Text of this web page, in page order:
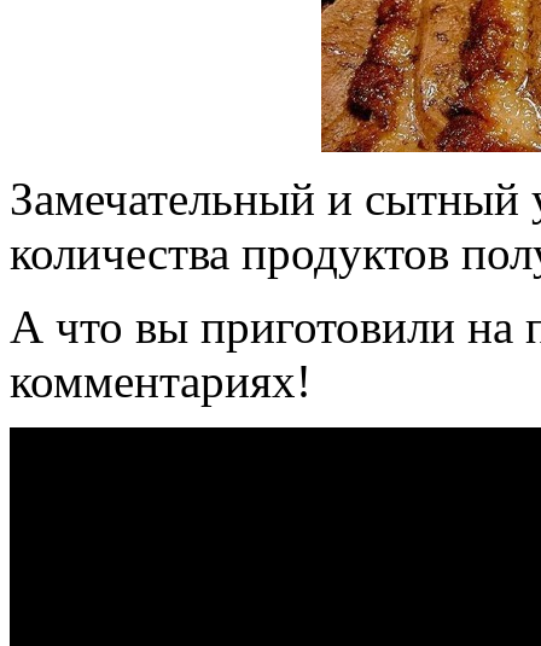
Замечательный и сытный
количества продуктов
А что вы приготовили на
комментариях!